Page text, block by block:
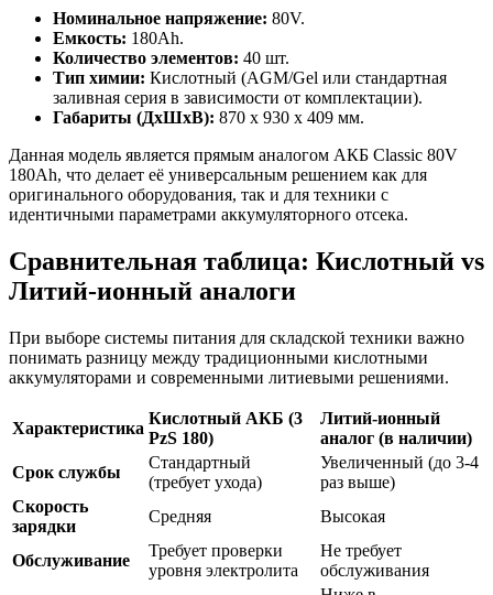
Номинальное напряжение: 80V.
Емкость: 180Ah.
Количество элементов: 40 шт.
Тип химии: Кислотный (AGM/Gel или стандартная
заливная серия в зависимости от комплектации).
Габариты (ДхШхВ): 870 x 930 x 409 мм.
Данная модель является прямым аналогом АКБ Classic 80V
180Ah, что делает её универсальным решением как для
оригинального оборудования, так и для техники с
идентичными параметрами аккумуляторного отсека.
Сравнительная таблица: Кислотный vs
Литий-ионный аналоги
При выборе системы питания для складской техники важно
понимать разницу между традиционными кислотными
аккумуляторами и современными литиевыми решениями.
Характеристика
Кислотный АКБ (3
PzS 180)
Литий-ионный
аналог (в наличии)
Срок службы
Стандартный
(требует ухода)
Увеличенный (до 3-4
раз выше)
Скорость
зарядки
Средняя Высокая
Обслуживание
Требует проверки
уровня электролита
Не требует
обслуживания